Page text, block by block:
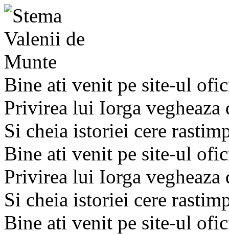
Bine ati venit pe site-ul
Privirea lui Iorga
Si cheia istoriei cere
Bine ati venit pe site-ul
Privirea lui Iorga
Si cheia istoriei cere
Bine ati venit pe site-ul